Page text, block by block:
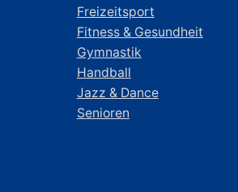
Freizeitsport
Fitness & Gesundheit
Gymnastik
Handball
Jazz & Dance
Senioren